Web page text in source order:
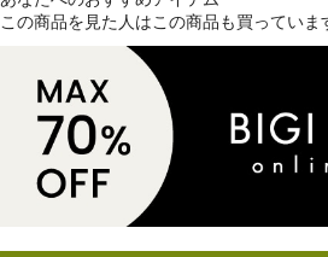
この商品を見た人はこの商品も買っていま